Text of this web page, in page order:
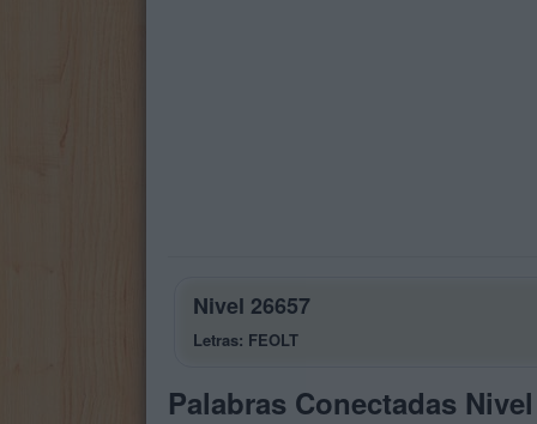
Nivel 26657
Letras: FEOLT
Palabras Conectadas